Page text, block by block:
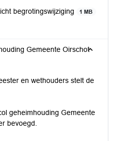
begrotingswijziging 1 MB
Gemeente Oirschot
en wethouders stelt de
geheimhouding Gemeente
bevoegd.